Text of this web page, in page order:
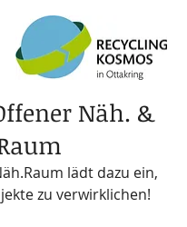
Näh. &
lädt dazu ein,
zu verwirklichen!